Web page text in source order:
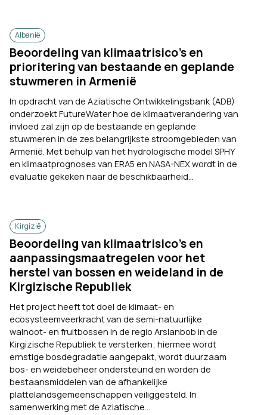
Albanië
Beoordeling van klimaatrisico’s en
prioritering van bestaande en geplande
stuwmeren in Armenië
In opdracht van de Aziatische Ontwikkelingsbank (ADB)
onderzoekt FutureWater hoe de klimaatverandering van
invloed zal zijn op de bestaande en geplande
stuwmeren in de zes belangrijkste stroomgebieden van
Armenië. Met behulp van het hydrologische model SPHY
en klimaatprognoses van ERA5 en NASA-NEX wordt in de
evaluatie gekeken naar de beschikbaarheid...
Kirgizië
Beoordeling van klimaatrisico’s en
aanpassingsmaatregelen voor het
herstel van bossen en weideland in de
Kirgizische Republiek
Het project heeft tot doel de klimaat- en
ecosysteemveerkracht van de semi-natuurlijke
walnoot- en fruitbossen in de regio Arslanbob in de
Kirgizische Republiek te versterken; hiermee wordt
ernstige bosdegradatie aangepakt, wordt duurzaam
bos- en weidebeheer ondersteund en worden de
bestaansmiddelen van de afhankelijke
plattelandsgemeenschappen veiliggesteld. In
samenwerking met de Aziatische...